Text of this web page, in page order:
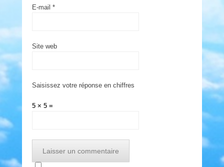
E-mail *
Site web
Saisissez votre réponse en chiffres
5 × 5 =